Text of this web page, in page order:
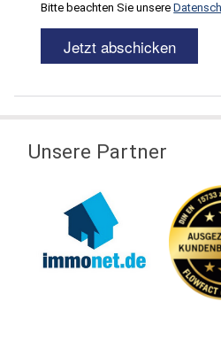
Bitte beachten Sie unsere
Unsere Partner